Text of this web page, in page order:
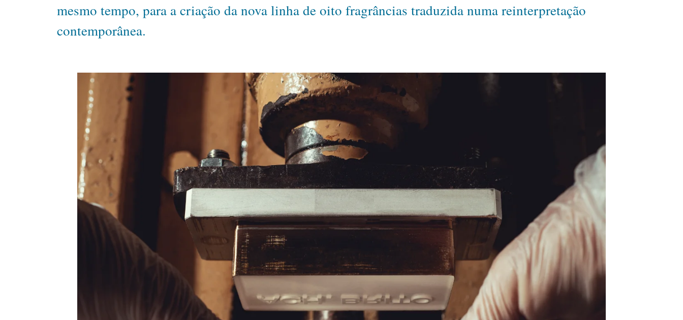
mesmo tempo, para a criação da nova linha de oito fragrâncias traduzida numa reinterpretação
contemporânea.